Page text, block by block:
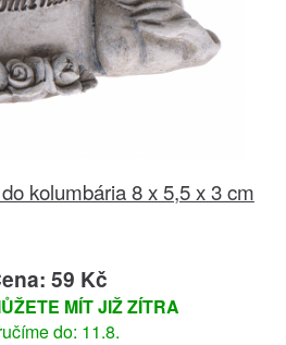
kolumbária 8 x 5,5 x 3 cm
59 Kč
MÍT JIŽ ZÍTRA
do: 11.8.